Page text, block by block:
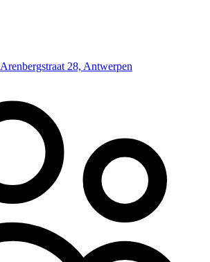
Arenbergstraat 28, Antwerpen